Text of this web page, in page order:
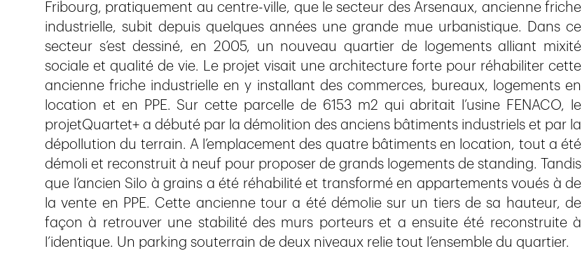
Fribourg, pratiquement au centre-ville, que le secteur des Arsenaux, ancienne friche
industrielle, subit depuis quelques années une grande mue urbanistique. Dans ce
secteur s’est dessiné, en 2005, un nouveau quartier de logements alliant mixité
sociale et qualité de vie. Le projet visait une architecture forte pour réhabiliter cette
ancienne friche industrielle en y installant des commerces, bureaux, logements en
location et en PPE. Sur cette parcelle de 6153 m2 qui abritait l’usine FENACO, le
projetQuartet+ a débuté par la démolition des anciens bâtiments industriels et par la
dépollution du terrain. A l’emplacement des quatre bâtiments en location, tout a été
démoli et reconstruit à neuf pour proposer de grands logements de standing. Tandis
que l’ancien Silo à grains a été réhabilité et transformé en appartements voués à de
la vente en PPE. Cette ancienne tour a été démolie sur un tiers de sa hauteur, de
façon à retrouver une stabilité des murs porteurs et a ensuite été reconstruite à
l’identique. Un parking souterrain de deux niveaux relie tout l’ensemble du quartier.